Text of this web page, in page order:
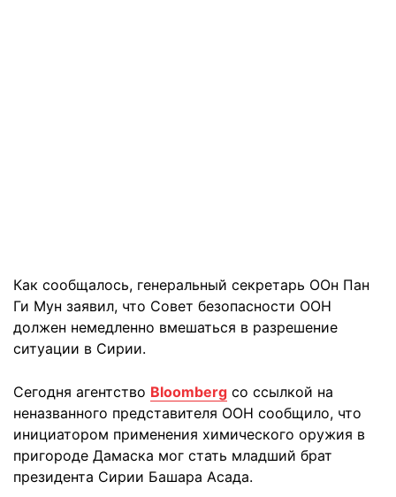
Как сообщалось, генеральный секретарь ООн Пан
Ги Мун заявил, что Совет безопасности ООН
должен немедленно вмешаться в разрешение
ситуации в Сирии.
Сегодня агентство Bloomberg со ссылкой на
неназванного представителя ООН сообщило, что
инициатором применения химического оружия в
пригороде Дамаска мог стать младший брат
президента Сирии Башара Асада.